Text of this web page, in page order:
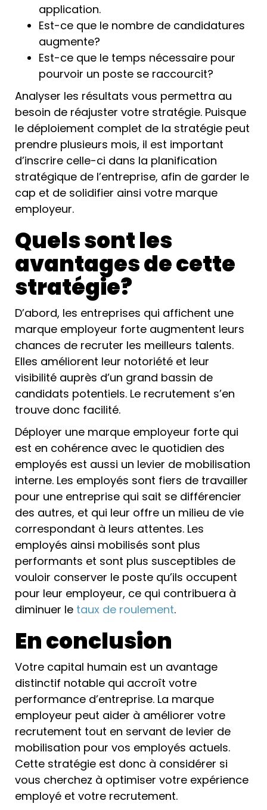
application.
Est-ce que le nombre de candidatures
augmente?
Est-ce que le temps nécessaire pour
pourvoir un poste se raccourcit?
Analyser les résultats vous permettra au
besoin de réajuster votre stratégie. Puisque
le déploiement complet de la stratégie peut
prendre plusieurs mois, il est important
d’inscrire celle-ci dans la planification
stratégique de l’entreprise, afin de garder le
cap et de solidifier ainsi votre marque
employeur.
Quels sont les
avantages de cette
stratégie?
D’abord, les entreprises qui affichent une
marque employeur forte augmentent leurs
chances de recruter les meilleurs talents.
Elles améliorent leur notoriété et leur
visibilité auprès d’un grand bassin de
candidats potentiels. Le recrutement s’en
trouve donc facilité.
Déployer une marque employeur forte qui
est en cohérence avec le quotidien des
employés est aussi un levier de mobilisation
interne. Les employés sont fiers de travailler
pour une entreprise qui sait se différencier
des autres, et qui leur offre un milieu de vie
correspondant à leurs attentes. Les
employés ainsi mobilisés sont plus
performants et sont plus susceptibles de
vouloir conserver le poste qu’ils occupent
pour leur employeur, ce qui contribuera à
diminuer le taux de roulement.
En conclusion
Votre capital humain est un avantage
distinctif notable qui accroît votre
performance d’entreprise. La marque
employeur peut aider à améliorer votre
recrutement tout en servant de levier de
mobilisation pour vos employés actuels.
Cette stratégie est donc à considérer si
vous cherchez à optimiser votre expérience
employé et votre recrutement.